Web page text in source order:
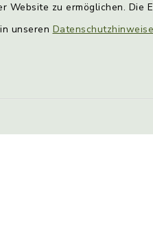
Website zu ermöglichen. Die
unseren